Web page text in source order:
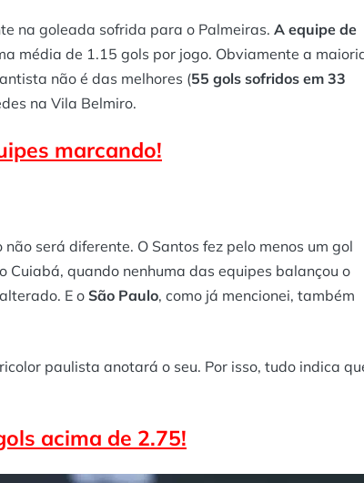
na goleada sofrida para o Palmeiras. A equipe de
média de 1.15 gols por jogo. Obviamente a
não é das melhores (55 gols sofridos em 33
na Vila Belmiro.
marcando!
não será diferente. O Santos fez pelo menos um gol
Cuiabá, quando nenhuma das equipes balançou o
E o São Paulo, como já mencionei, também
paulista anotará o seu. Por isso, tudo indica
acima de 2.75!